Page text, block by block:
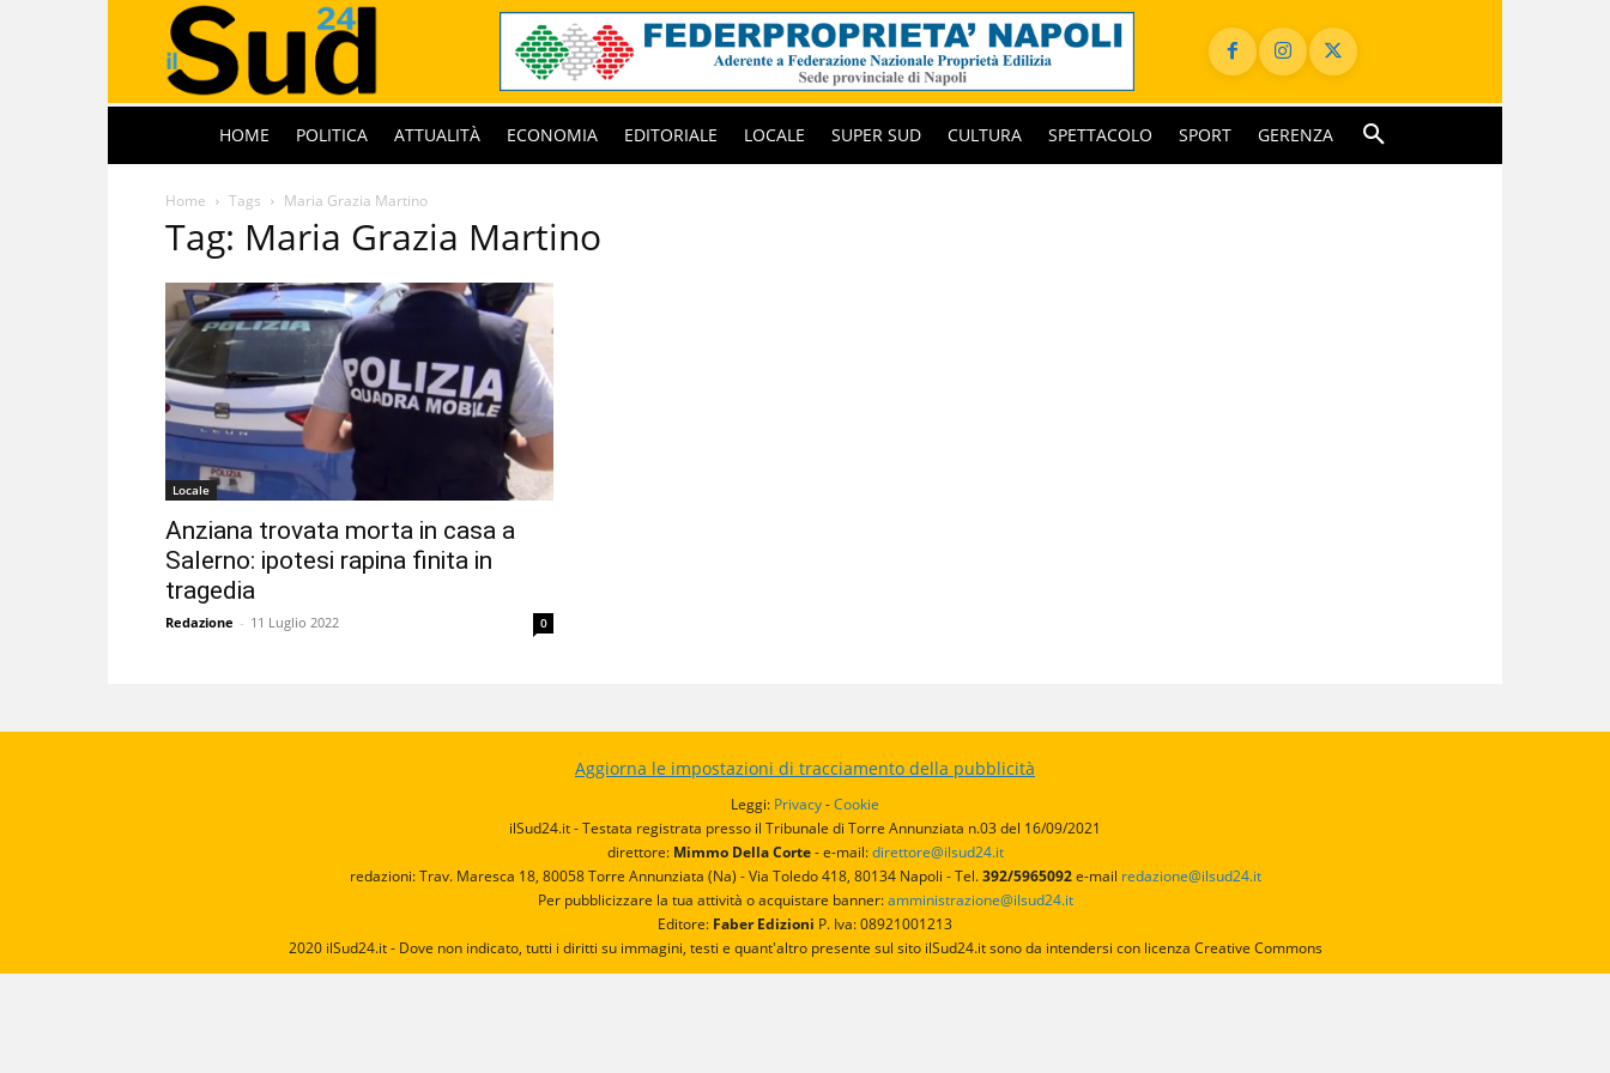
HOME POLITICA ATTUALITÀ ECONOMIA EDITORIALE LOCALE SUPER SUD CULTURA SPETTACOLO SPORT GERENZA
Home Tags Maria Grazia Martino
Tag: Maria Grazia Martino
Locale
Anziana trovata morta in casa a
Salerno: ipotesi rapina finita in
tragedia
Redazione - 11 Luglio 2022 0
Aggiorna le impostazioni di tracciamento della pubblicità
Leggi: Privacy-Cookie
ilSud24.it - Testata registrata presso il Tribunale di Torre Annunziata n.03 del 16/09/2021
direttore:Mimmo Della Corte- e-mail:direttore@ilsud24.it
redazioni: Trav. Maresca 18, 80058 Torre Annunziata (Na) - Via Toledo 418, 80134 Napoli - Tel.392/5965092e-mail redazione@ilsud24.it
Per pubblicizzare la tua attività o acquistare banner:amministrazione@ilsud24.it
Editore: Faber Edizioni P. Iva: 08921001213
2020 ilSud24.it - Dove non indicato, tutti i diritti su immagini, testi e quant'altro presente sul sito ilSud24.it sono da intendersi con licenza Creative Commons